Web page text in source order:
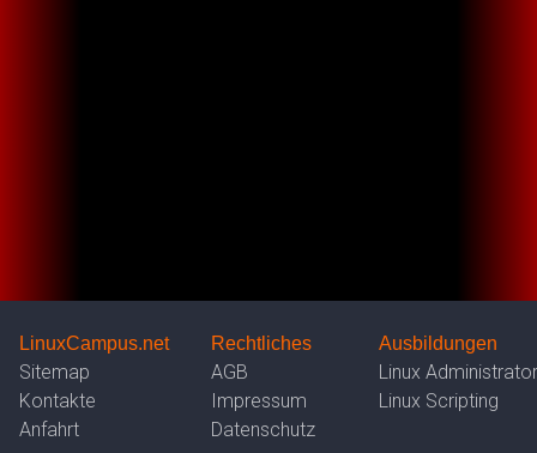
LinuxCampus.net Rechtliches Ausbildungen
Sitemap AGB
Linux Administrator
Kontakte
Impressum
Linux Scripting
Anfahrt
Datenschutz